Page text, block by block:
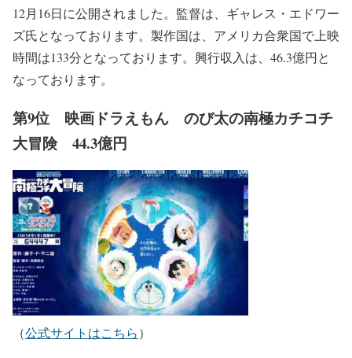
12月16日に公開されました。監督は、ギャレス・エドワー
ズ氏となっております。製作国は、アメリカ合衆国で上映
時間は133分となっております。興行収入は、46.3億円と
なっております。
第9位 映画ドラえもん のび太の南極カチコチ
大冒険 44.3億円
（公式サイトはこちら）